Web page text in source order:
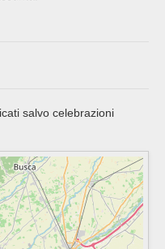
salvo celebrazioni